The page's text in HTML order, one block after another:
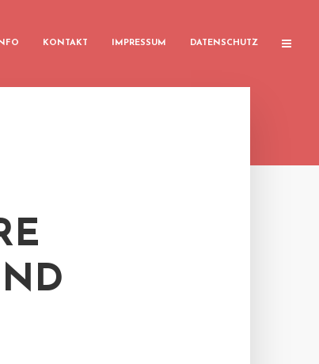
KONTAKT IMPRESSUM DATENSCHUTZ